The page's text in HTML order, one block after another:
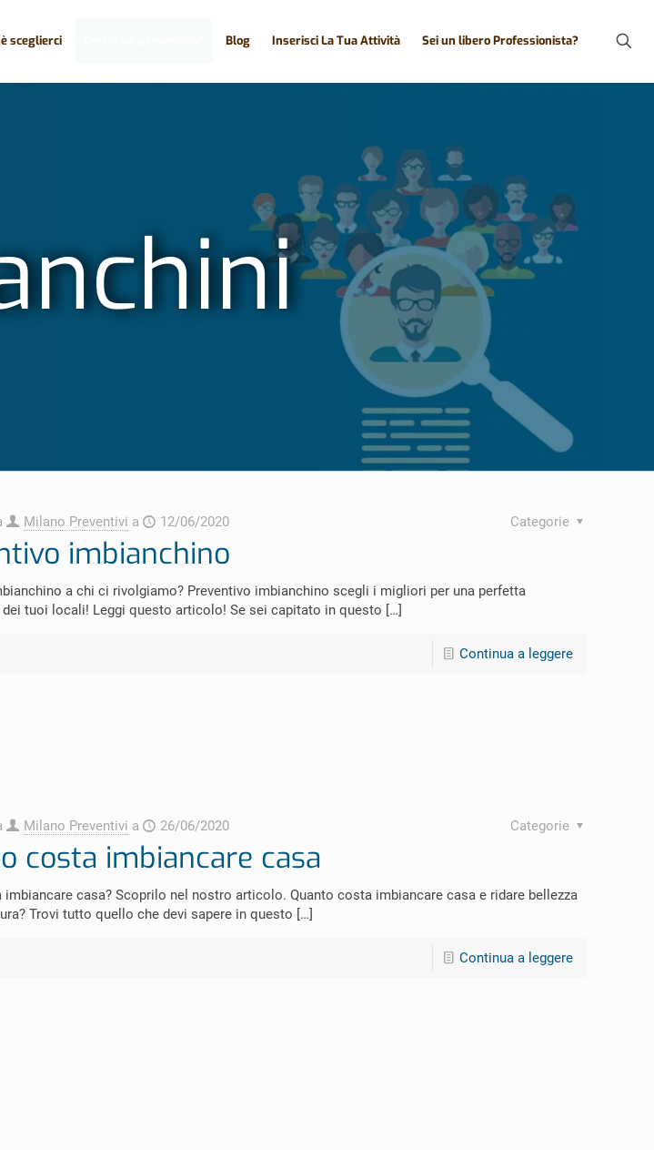
sceglierci Blog Inserisci La Tua Attività Sei un libero Professionista?
Milano Preventivi a 12/06/2020 Categorie
imbianchino
a chi ci rivolgiamo? Preventivo imbianchino scegli i migliori per una perfetta
dei tuoi locali! Leggi questo articolo! Se sei capitato in questo […]
Continua a leggere
Milano Preventivi a 26/06/2020 Categorie
costa imbiancare casa
imbiancare casa? Scoprilo nel nostro articolo. Quanto costa imbiancare casa e ridare bellezza
Trovi tutto quello che devi sapere in questo […]
Continua a leggere